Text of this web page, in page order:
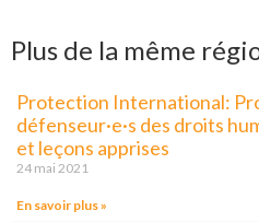
Plus de la même
Protection International:
défenseur·e·s des droits
et leçons apprises
24 mai 2021
En savoir plus »